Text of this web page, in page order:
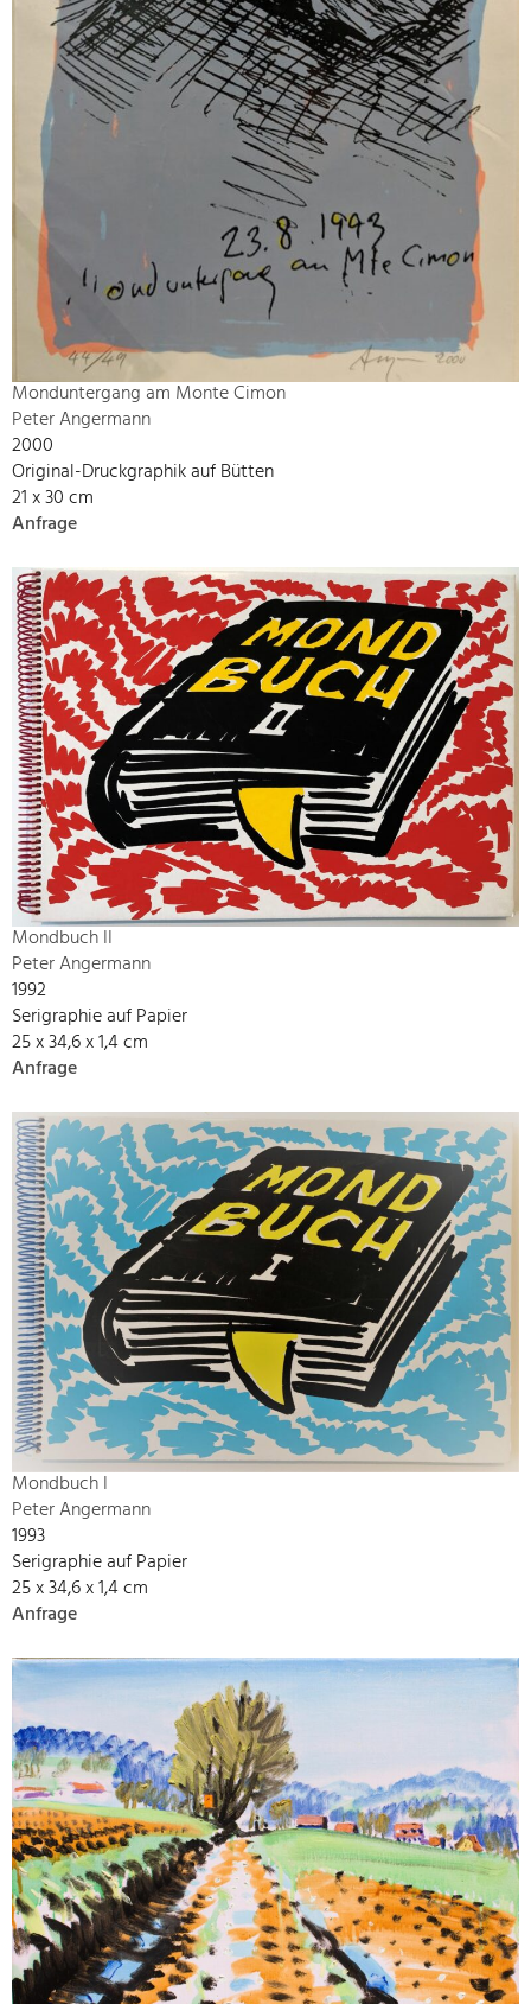
Monduntergang am Monte Cimon
Peter Angermann
2000
Original-Druckgraphik auf Bütten
21 x 30 cm
Anfrage
Mondbuch II
Peter Angermann
1992
Serigraphie auf Papier
25 x 34,6 x 1,4 cm
Anfrage
Mondbuch I
Peter Angermann
1993
Serigraphie auf Papier
25 x 34,6 x 1,4 cm
Anfrage